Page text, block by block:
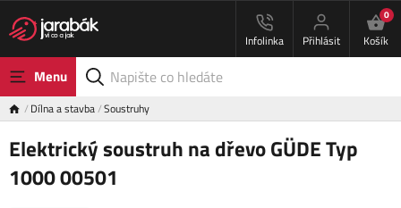
Infolinka Přihlásit
0
Košík
Menu
Dílna a stavba Soustruhy
Elektrický soustruh na dřevo GÜDE Typ
1000 00501